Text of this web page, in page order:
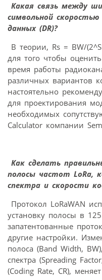
Какая связь между
символьной
данных (DR)?
В теории, Rs = BW/
для того чтобы
время работы
различных вариантов
настоятельно
для проектирования
необходимых
Calculator компании
Как сделать
полосы частот LoRa,
спектра и скорости
Протокол LoRaWAN
установку полосы в
запатентованные
другие настройки.
полоса (Band Width,
спектра (Spreading
(Coding Rate, CR),